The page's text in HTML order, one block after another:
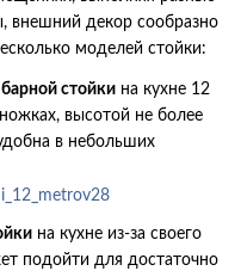
внешний декор сообразно
моделей стойки:
стойки на кухне 12
высотой не более
в небольших
на кухне из-за своего
подойти для достаточно